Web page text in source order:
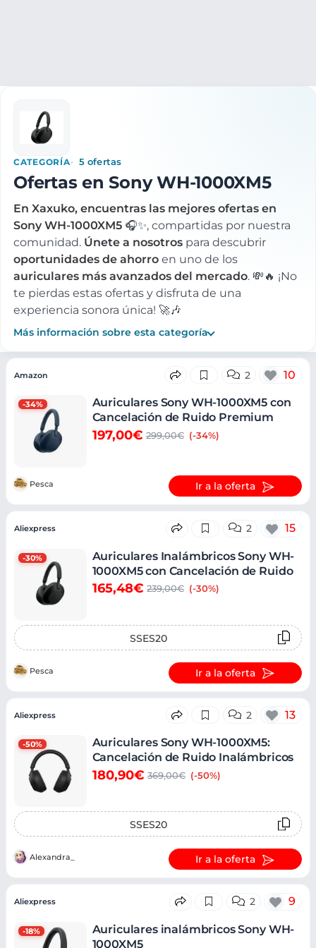
CATEGORÍA 5 ofertas
Ofertas en Sony WH-1000XM5
En Xaxuko, encuentras las mejores ofertas en
Sony WH-1000XM5 🎧✨, compartidas por nuestra
comunidad. Únete a nosotros para descubrir
oportunidades de ahorro en uno de los
auriculares más avanzados del mercado. 💸🔥 ¡No
te pierdas estas ofertas y disfruta de una
experiencia sonora única! 🚀🎶
Más información sobre esta categoría
Ofertas
-34%
Amazon 2 10
Auriculares Sony WH-1000XM5 con
Cancelación de Ruido Premium
197,00€ 299,00€ (-34%)
Pesca Ir a la oferta
-30%
Aliexpress 2 15
Auriculares Inalámbricos Sony WH-
1000XM5 con Cancelación de Ruido
165,48€ 239,00€ (-30%)
SSES20
Pesca Ir a la oferta
-50%
Aliexpress 2 13
Auriculares Sony WH-1000XM5:
Cancelación de Ruido Inalámbricos
180,90€ 369,00€ (-50%)
SSES20
Alexandra_ Ir a la oferta
-18%
Aliexpress 2 9
Auriculares inalámbricos Sony WH-
1000XM5